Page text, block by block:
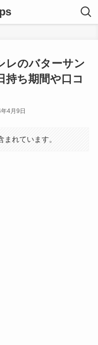
レのバターサン
持ち期間や口コ
4月9日
れています。